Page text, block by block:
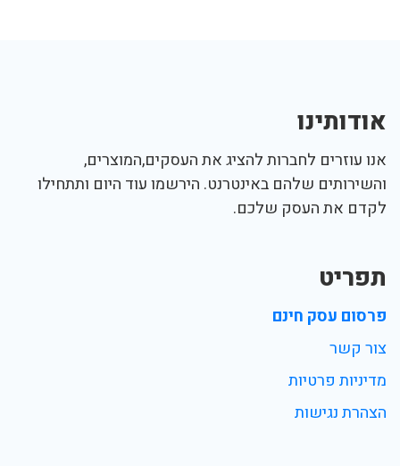
אודותינו
אנו עוזרים לחברות להציג את העסקים,המוצרים,
והשירותים שלהם באינטרנט. הירשמו עוד היום ותתחילו
לקדם את העסק שלכם.
תפריט
פרסום עסק חינם
צור קשר
מדיניות פרטיות
הצהרת נגישות